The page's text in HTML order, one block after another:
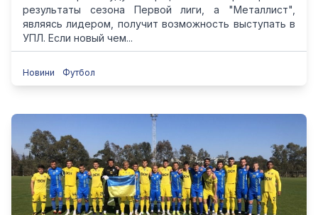
результаты сезона Первой лиги, а "Металлист",
являясь лидером, получит возможность выступать в
УПЛ. Если новый чем...
Новини Футбол